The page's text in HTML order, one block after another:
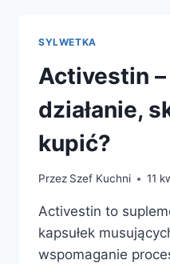
SYLWETKA
Activestin
działanie,
kupić?
Przez Szef Kuchni 11
Activestin to
kapsułek
wspomaganie